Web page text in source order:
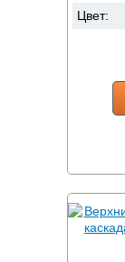
Цвет: